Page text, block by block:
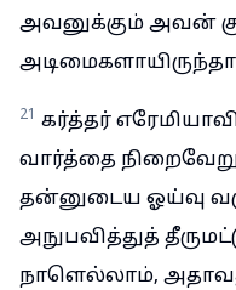
அவனுக்கும் அவன்
21 கர்த்தர்
வார்த்தை
தன்னுடைய ஓய்வு
அநுபவித்துத்
நாளெல்லாம்,